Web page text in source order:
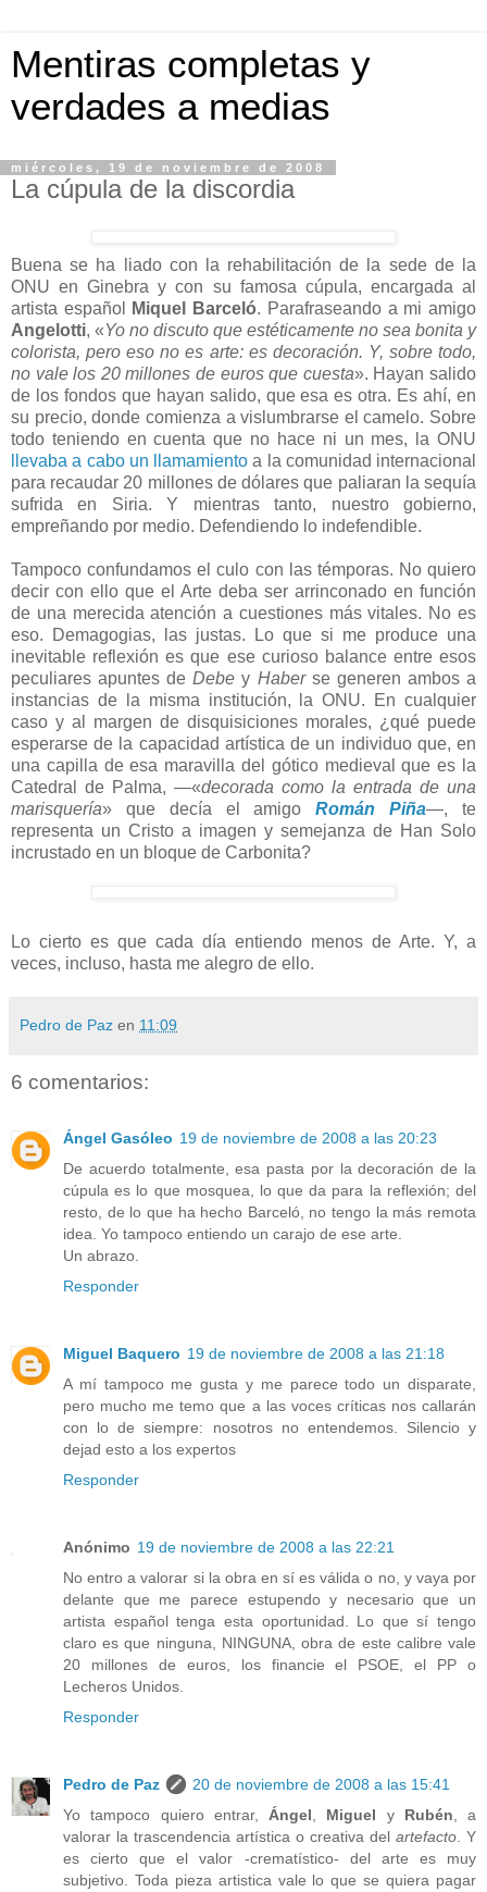
Mentiras completas y
verdades a medias
miércoles, 19 de noviembre de 2008
La cúpula de la discordia
Buena se ha liado con la rehabilitación de la sede de la
ONU en Ginebra y con su famosa cúpula, encargada al
artista español
Miquel Barceló. Parafraseando a mi amigo
Angelotti, «Yo no discuto que estéticamente no sea bonita y
colorista, pero eso no es arte: es decoración. Y, sobre todo,
no vale los 20 millones de euros que cuesta». Hayan salido
de los fondos que hayan salido, que esa es otra. Es ahí, en
su precio, donde comienza a vislumbrarse el camelo. Sobre
todo teniendo en cuenta que no hace ni un mes, la ONU
llevaba a cabo un llamamiento a la comunidad internacional
para recaudar 20 millones de dólares que paliaran la sequía
sufrida en Siria. Y mientras tanto, nuestro gobierno,
empreñando por medio. Defendiendo lo indefendible.
Tampoco confundamos el culo con las témporas. No quiero
decir con ello que el Arte deba ser arrinconado en función
de una merecida atención a cuestiones más vitales. No es
eso. Demagogias, las justas. Lo que si me produce una
inevitable reflexión es que ese curioso balance entre esos
peculiares apuntes deDebe y Haberse generen ambos a
instancias de la misma institución, la ONU. En cualquier
caso y al margen de disquisiciones morales, ¿qué puede
esperarse de la capacidad artística de un individuo que, en
una capilla de esa maravilla del gótico medieval que es la
Catedral de Palma, —«decorada como la entrada de una
marisquería» que decía el amigoRomán Piña—, te
representa un Cristo a imagen y semejanza de Han Solo
incrustado en un bloque de Carbonita?
Lo cierto es que cada día entiendo menos de Arte. Y, a
veces, incluso, hasta me alegro de ello.
Pedro de Paz en 11:09
6 comentarios:
Ángel Gasóleo 19 de noviembre de 2008 a las 20:23
De acuerdo totalmente, esa pasta por la decoración de la
cúpula es lo que mosquea, lo que da para la reflexión; del
resto, de lo que ha hecho Barceló, no tengo la más remota
idea. Yo tampoco entiendo un carajo de ese arte.
Un abrazo.
Responder
Miguel Baquero 19 de noviembre de 2008 a las 21:18
A mí tampoco me gusta y me parece todo un disparate,
pero mucho me temo que a las voces críticas nos callarán
con lo de siempre: nosotros no entendemos. Silencio y
dejad esto a los expertos
Responder
Anónimo 19 de noviembre de 2008 a las 22:21
No entro a valorar si la obra en sí es válida o no, y vaya por
delante que me parece estupendo y necesario que un
artista español tenga esta oportunidad. Lo que sí tengo
claro es que ninguna, NINGUNA, obra de este calibre vale
20 millones de euros, los financie el PSOE, el PP o
Lecheros Unidos.
Responder
Pedro de Paz
20 de noviembre de 2008 a las 15:41
Yo tampoco quiero entrar, Ángel Miguel y Rubén , a
valorar la trascendencia artística o creativa del artefacto . Y
es cierto que el valor -crematístico- del arte es muy
subjetivo. Toda pieza artistica vale lo que se quiera pagar